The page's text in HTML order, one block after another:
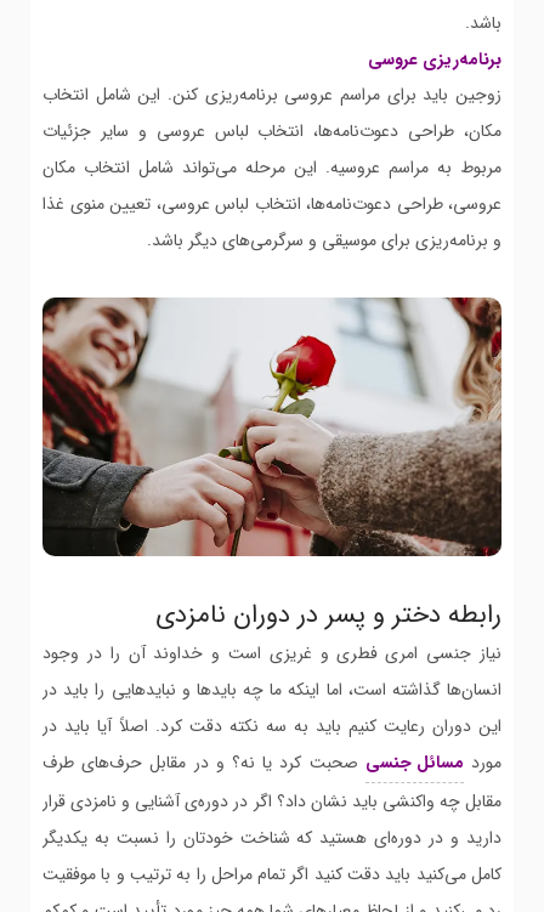
باشد.
برنامه‌ریزی عروسی
زوجین باید برای مراسم عروسی برنامه‌ریزی کنن. این شامل انتخاب
مکان، طراحی دعوت‌نامه‌ها، انتخاب لباس عروسی و سایر جزئیات
مربوط به مراسم عروسیه. این مرحله می‌تواند شامل انتخاب مکان
عروسی، طراحی دعوت‌نامه‌ها، انتخاب لباس عروسی، تعیین منوی غذا
و برنامه‌ریزی برای موسیقی و سرگرمی‌های دیگر باشد.
رابطه دختر و پسر در دوران نامزدی
نیاز جنسی امری فطری و غریزی است و خداوند آن را در وجود
انسان‌ها گذاشته است، اما اینکه ما چه بایدها و نبایدهایی را باید در
این دوران رعایت کنیم باید به سه نکته دقت کرد. اصلاً آیا باید در
مورد مسائل جنسی صحبت کرد یا نه؟ و در مقابل حرف‌های طرف
مقابل چه واکنشی باید نشان داد؟ اگر در دوره‌ی آشنایی و نامزدی قرار
دارید و در دوره‌ای هستید که شناخت خودتان را نسبت به یکدیگر
کامل می‌کنید باید دقت کنید اگر تمام مراحل را به ترتیب و با موفقیت